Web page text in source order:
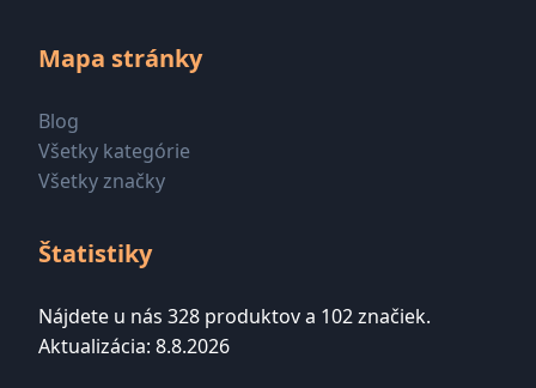
Mapa stránky
Blog
Všetky kategórie
Všetky značky
Štatistiky
Nájdete u nás 328 produktov a 102 značiek.
Aktualizácia: 8.8.2026